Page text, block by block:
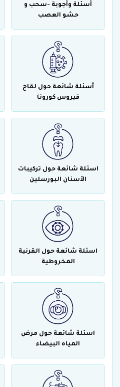
أسئلة وأجوبة -سحب و
حشو العصب
أسئلة شائعة حول لقاح
فيروس كورونا
اسئلة شائعة حول تركيبات
الأسنان البورسلين
اسئلة شائعة حول القرنية
المخروطية
اسئلة شائعة حول مرض
المياه البيضاء